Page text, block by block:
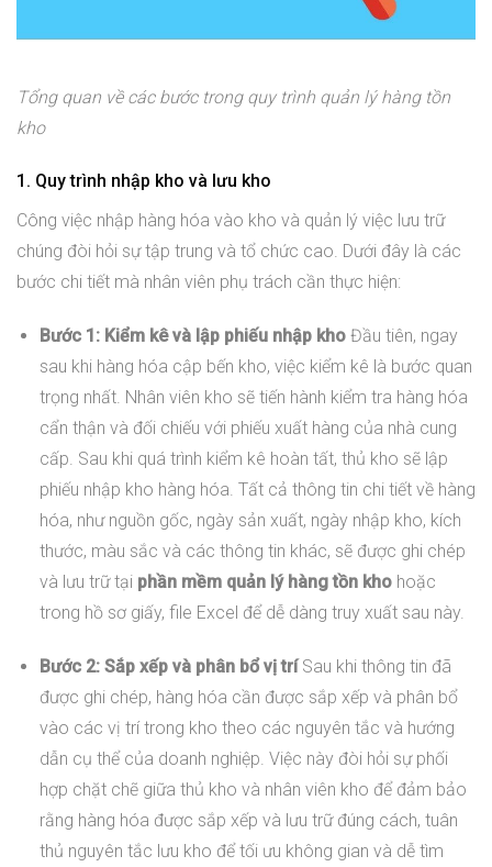
Tổng quan về các bước trong quy trình quản lý hàng tồn
kho
1. Quy trình nhập kho và lưu kho
Công việc nhập hàng hóa vào kho và quản lý việc lưu trữ
chúng đòi hỏi sự tập trung và tổ chức cao. Dưới đây là các
bước chi tiết mà nhân viên phụ trách cần thực hiện:
Bước 1: Kiểm kê và lập phiếu nhập khoĐầu tiên, ngay
sau khi hàng hóa cập bến kho, việc kiểm kê là bước quan
trọng nhất. Nhân viên kho sẽ tiến hành kiểm tra hàng hóa
cẩn thận và đối chiếu với phiếu xuất hàng của nhà cung
cấp. Sau khi quá trình kiểm kê hoàn tất, thủ kho sẽ lập
phiếu nhập kho hàng hóa. Tất cả thông tin chi tiết về hàng
hóa, như nguồn gốc, ngày sản xuất, ngày nhập kho, kích
thước, màu sắc và các thông tin khác, sẽ được ghi chép
và lưu trữ tại phần mềm quản lý hàng tồn khohoặc
trong hồ sơ giấy, file Excel để dễ dàng truy xuất sau này.
Bước 2: Sắp xếp và phân bổ vị tríSau khi thông tin đã
được ghi chép, hàng hóa cần được sắp xếp và phân bổ
vào các vị trí trong kho theo các nguyên tắc và hướng
dẫn cụ thể của doanh nghiệp. Việc này đòi hỏi sự phối
hợp chặt chẽ giữa thủ kho và nhân viên kho để đảm bảo
rằng hàng hóa được sắp xếp và lưu trữ đúng cách, tuân
thủ nguyên tắc lưu kho để tối ưu không gian và dễ tìm